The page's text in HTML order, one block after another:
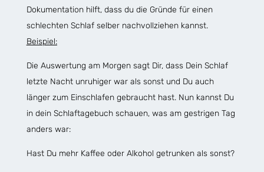
Dokumentation hilft, dass du die Gründe für einen
schlechten Schlaf selber nachvollziehen kannst.
Beispiel:
Die Auswertung am Morgen sagt Dir, dass Dein Schlaf
letzte Nacht unruhiger war als sonst und Du auch
länger zum Einschlafen gebraucht hast. Nun kannst Du
in dein Schlaftagebuch schauen, was am gestrigen Tag
anders war:
Hast Du mehr Kaffee oder Alkohol getrunken als sonst?